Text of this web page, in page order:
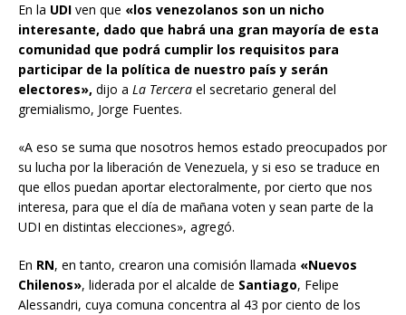
En la UDI ven que «los venezolanos son un nicho
interesante, dado que habrá una gran mayoría de esta
comunidad que podrá cumplir los requisitos para
participar de la política de nuestro país y serán
electores», dijo a La Tercera el secretario general del
gremialismo, Jorge Fuentes.
«A eso se suma que nosotros hemos estado preocupados por
su lucha por la liberación de Venezuela, y si eso se traduce en
que ellos puedan aportar electoralmente, por cierto que nos
interesa, para que el día de mañana voten y sean parte de la
UDI en distintas elecciones», agregó.
En RN, en tanto, crearon una comisión llamada «Nuevos
Chilenos», liderada por el alcalde de Santiago, Felipe
Alessandri, cuya comuna concentra al 43 por ciento de los